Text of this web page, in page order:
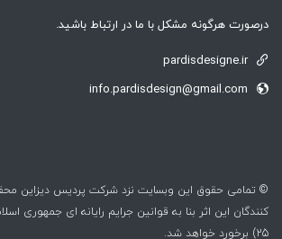
درصورت هرگونه مشکل با ما در ارتباط باشید.
pardisdesigne.ir
info.pardisdesign@gmail.com
© تمامی حقوق این وبسایت نزد شرکت پردیس دیزاین
25) برخورد خواهد شد.